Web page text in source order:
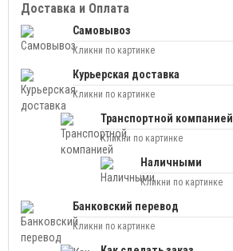
Доставка и Оплата
Самовывоз
Кликни по картинке
Курьерская доставка
Кликни по картинке
Транспортной компанией
Кликни по картинке
Наличными
Кликни по картинке
Банковский перевод
Кликни по картинке